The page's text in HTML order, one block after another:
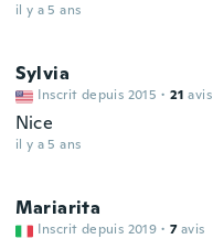
il y a 5 ans
Sylvia
Inscrit depuis 2015 · 21 avis
Nice
il y a 5 ans
Mariarita
Inscrit depuis 2019 · 7 avis